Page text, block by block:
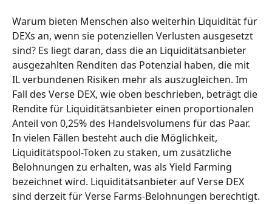
Warum bieten Menschen also weiterhin Liquidität für
DEXs an, wenn sie potenziellen Verlusten ausgesetzt
sind? Es liegt daran, dass die an Liquiditätsanbieter
ausgezahlten Renditen das Potenzial haben, die mit
IL verbundenen Risiken mehr als auszugleichen. Im
Fall des Verse DEX, wie oben beschrieben, beträgt die
Rendite für Liquiditätsanbieter einen proportionalen
Anteil von 0,25% des Handelsvolumens für das Paar.
In vielen Fällen besteht auch die Möglichkeit,
Liquiditätspool-Token zu staken, um zusätzliche
Belohnungen zu erhalten, was als Yield Farming
bezeichnet wird. Liquiditätsanbieter auf Verse DEX
sind derzeit für Verse Farms-Belohnungen berechtigt.